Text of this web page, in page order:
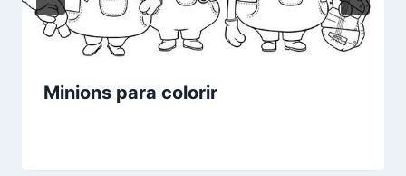
Minions para colorir